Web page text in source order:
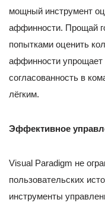
мощный инструмент
аффинности. Прощай
попытками оценить
аффинности упрощает
согласованность в
лёгким.
Эффективное
Visual Paradigm не
пользовательских
инструменты